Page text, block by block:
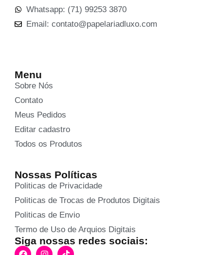
Whatsapp: (71) 99253 3870
Email: contato@papelariadluxo.com
Menu
Sobre Nós
Contato
Meus Pedidos
Editar cadastro
Todos os Produtos
Nossas Políticas
Politicas de Privacidade
Politicas de Trocas de Produtos Digitais
Politicas de Envio
Termo de Uso de Arquios Digitais
Siga nossas redes sociais: